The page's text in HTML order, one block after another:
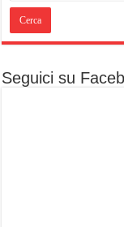
Seguici su